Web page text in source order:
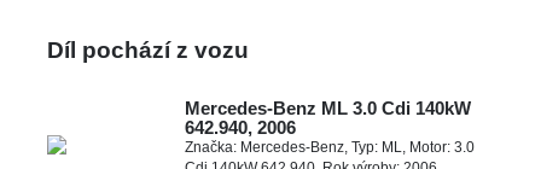
Díl pochází z vozu
Mercedes-Benz ML 3.0 Cdi 140kW
642.940, 2006
Značka: Mercedes-Benz, Typ: ML, Motor: 3.0